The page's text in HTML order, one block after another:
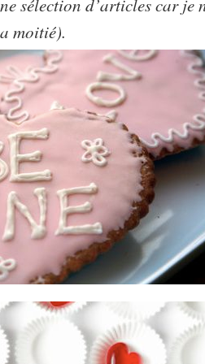
sélection d’articles car je
moitié).